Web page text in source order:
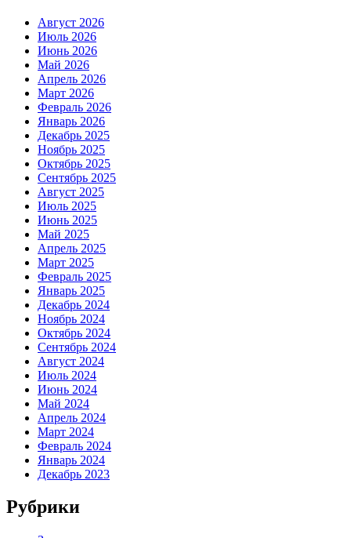
Август 2026
Июль 2026
Июнь 2026
Май 2026
Апрель 2026
Март 2026
Февраль 2026
Январь 2026
Декабрь 2025
Ноябрь 2025
Октябрь 2025
Сентябрь 2025
Август 2025
Июль 2025
Июнь 2025
Май 2025
Апрель 2025
Март 2025
Февраль 2025
Январь 2025
Декабрь 2024
Ноябрь 2024
Октябрь 2024
Сентябрь 2024
Август 2024
Июль 2024
Июнь 2024
Май 2024
Апрель 2024
Март 2024
Февраль 2024
Январь 2024
Декабрь 2023
Рубрики